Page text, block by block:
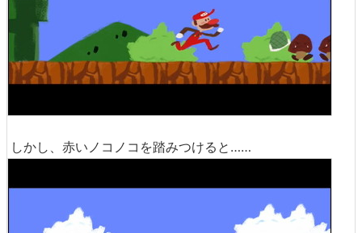
しかし、赤いノコノコを踏みつけると……